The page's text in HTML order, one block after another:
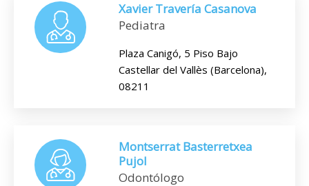
Xavier Travería Casanova
Pediatra
Plaza Canigó, 5 Piso Bajo
Castellar del Vallès (Barcelona),
08211
Montserrat Basterretxea
Pujol
Odontólogo